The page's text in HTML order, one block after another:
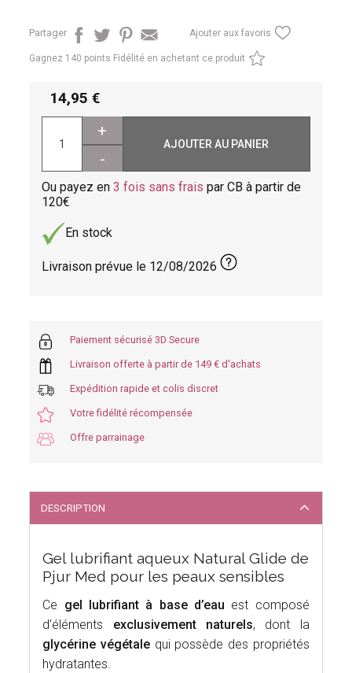
Partager Ajouter aux favoris
Gagnez 140 points Fidélité en achetant ce produit
14,95
+
-
AJOUTER AU PANIER
Ou payez en3 fois sans frais par CB à partir de
120
En stock
Livraison prévue le 12/08/2026
Paiement sécurisé 3D Secure
Livraison offerte à partir de 149 € d'achats
Expédition rapide et colis discret
Votre fidélité récompensée
Offre parrainage
DESCRIPTION
Gel lubrifiant aqueux Natural Glide de
Pjur Med pour les peaux sensibles
Ce gel lubrifiant à base d’eau est composé
d’éléments exclusivement naturels, dont la
glycérine végétale qui possède des propriétés
hydratantes.